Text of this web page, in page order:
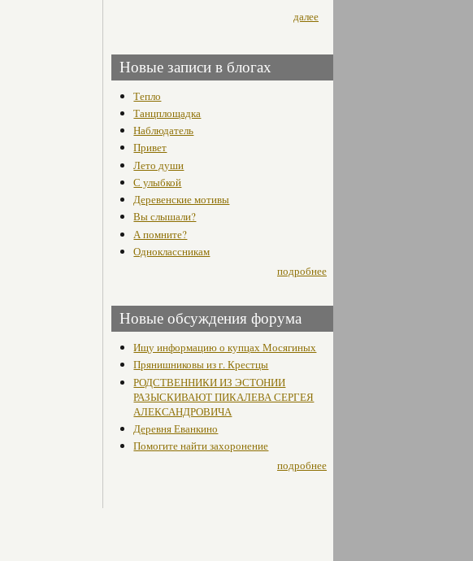
далее
Новые записи в блогах
Тепло
Танцплощадка
Наблюдатель
Привет
Лето души
С улыбкой
Деревенские мотивы
Вы слышали?
А помните?
Одноклассникам
подробнее
Новые обсуждения форума
Ищу информацию о купцах Мосягиных
Прянишниковы из г. Крестцы
РОДСТВЕННИКИ ИЗ ЭСТОНИИ
РАЗЫСКИВАЮТ ПИКАЛЕВА СЕРГЕЯ
АЛЕКСАНДРОВИЧА
Деревня Еванкино
Помогите найти захоронение
подробнее